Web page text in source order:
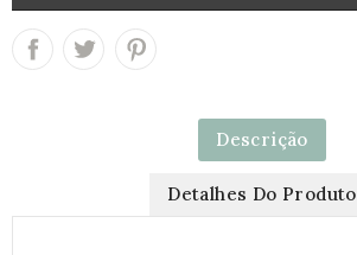
Descrição
Detalhes Do Produto